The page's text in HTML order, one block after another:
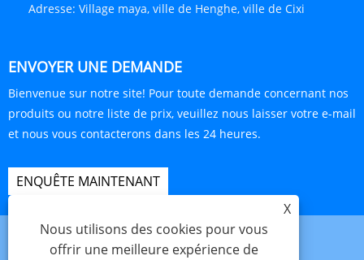
Adresse: Village maya, ville de Henghe, ville de Cixi
ENVOYER UNE DEMANDE
Bienvenue sur notre site! Pour toute demande concernant nos
produits ou notre liste de prix, veuillez nous laisser votre e-mail
et nous vous contacterons dans les 24 heures.
ENQUÊTE MAINTENANT
X
Nous utilisons des cookies pour vous
offrir une meilleure expérience de